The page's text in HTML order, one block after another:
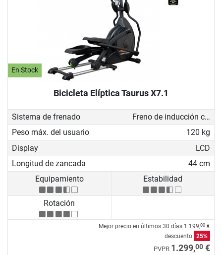
En Stock
Bicicleta Elíptica Taurus X7.1
Sistema de frenado
Freno de inducción con generador
Peso máx. del usuario
120 kg
Display
LCD
Longitud de zancada
44 cm
Equipamiento
Estabilidad
Rotación
Mejor precio en últimos 30 días 1.199,00 €
descuento 25%
PVPR 1.299,00 €